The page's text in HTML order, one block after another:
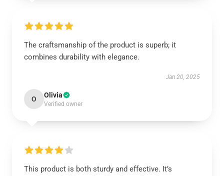
The craftsmanship of the product is superb; it
combines durability with elegance.
Jan 20, 2025
O Olivia
Verified owner
This product is both sturdy and effective. It’s